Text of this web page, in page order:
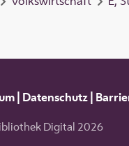
| Datenschutz|
Digital 2026